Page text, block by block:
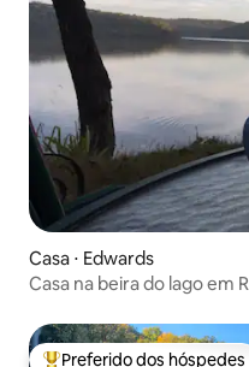
Casa ⋅ Edwards
Casa na beira do lago em
Preferido dos hóspedes